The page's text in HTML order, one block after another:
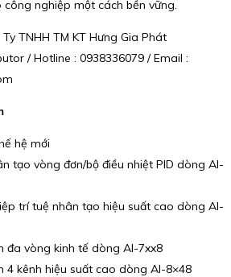
nghiệp một cách bền vững.
TNHH TM KT Hưng Gia Phát
/ Hotline : 0938336079 / Email :
hệ mới
tạo vòng đơn/bộ điều nhiệt PID dòng AI-
trí tuệ nhân tạo hiệu suất cao dòng AI-
đa vòng kinh tế dòng AI-7xx8
4 kênh hiệu suất cao dòng AI-8×48